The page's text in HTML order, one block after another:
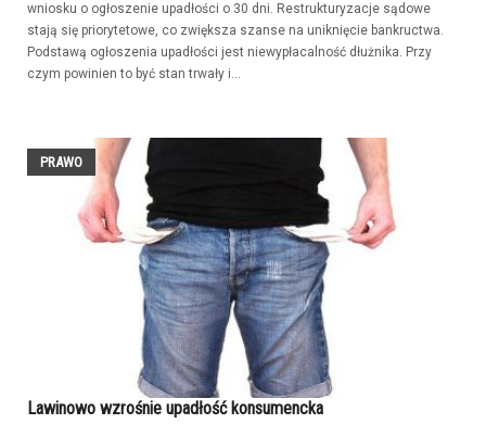
wniosku o ogłoszenie upadłości o 30 dni. Restrukturyzacje sądowe
stają się priorytetowe, co zwiększa szanse na uniknięcie bankructwa.
Podstawą ogłoszenia upadłości jest niewypłacalność dłużnika. Przy
czym powinien to być stan trwały i...
PRAWO
Lawinowo wzrośnie upadłość konsumencka